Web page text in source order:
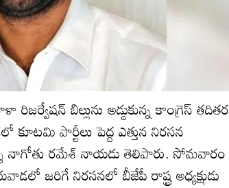
బిల్లును అడ్డుకున్న కాంగ్రెస్‌ తదితర
పార్టీలు పెద్ద ఎత్తున నిరసన
నాగోతు రమేశ్‌ నాయడు తెలిపారు. సోమవారం
జరిగే నిరసనలో బీజేపీ రాష్ట్ర అధ్యక్షుడు